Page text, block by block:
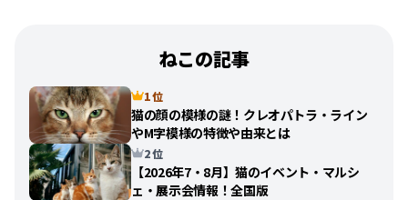
ねこの記事
1 位
猫の顔の模様の謎！クレオパトラ・ライン
やM字模様の特徴や由来とは
2 位
【2026年7・8月】猫のイベント・マルシ
ェ・展示会情報！全国版